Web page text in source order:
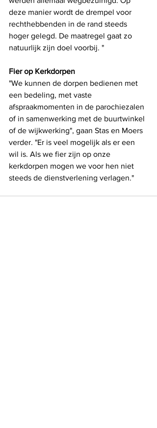
deze manier wordt de drempel voor
rechthebbenden in de rand steeds
hoger gelegd. De maatregel gaat zo
natuurlijk zijn doel voorbij. "
Fier op Kerkdorpen
"We kunnen de dorpen bedienen met
een bedeling, met vaste
afspraakmomenten in de parochiezalen
of in samenwerking met de buurtwinkel
of de wijkwerking", gaan Stas en Moers
verder. "Er is veel mogelijk als er een
wil is. Als we fier zijn op onze
kerkdorpen mogen we voor hen niet
steeds de dienstverlening verlagen."